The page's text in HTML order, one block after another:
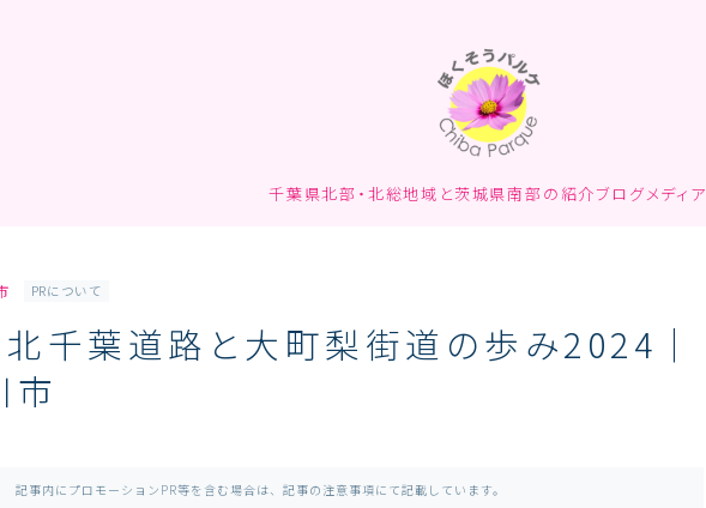
千葉県北部・北総地域と茨城県南部の紹介ブログメディア
PRについて
千葉道路と大町梨街道の歩み2024｜
市
記事内にプロモーションPR等を含む場合は、記事の注意事項にて記載しています。